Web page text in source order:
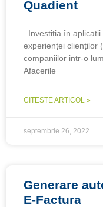
Quadient
Investiția în
experienței clienților
companiilor intr-o
Afacerile
CITESTE ARTICOL »
septembrie 26, 2022
Generare
E-Factura